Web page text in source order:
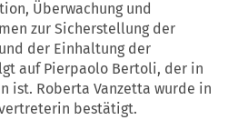
Überwachung und
zur Sicherstellung der
der Einhaltung der
auf Pierpaolo Bertoli, der in
ist. Roberta Vanzetta wurde in
bestätigt.